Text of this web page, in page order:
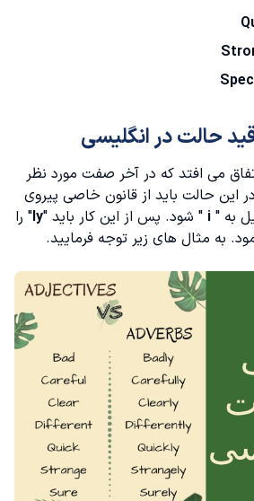
حالت در انگلیسی
می افتد که در آخر صفت مورد نظر
این حالت باید از قانون خاصی پیروی
به " i " شود. پس از این کار باید "ly" را
به مثال های زیر توجه فرمایید.